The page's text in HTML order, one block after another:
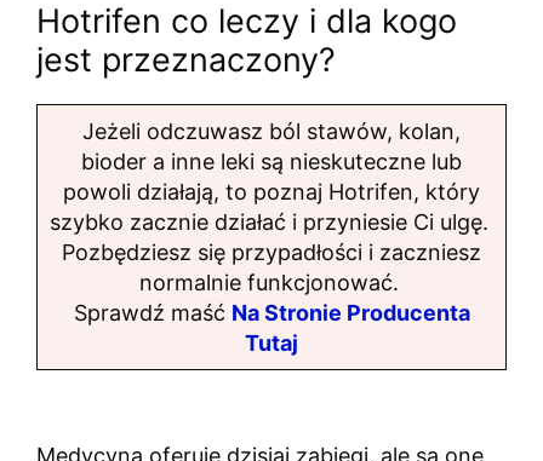
Hotrifen co leczy i dla kogo
jest przeznaczony?
Jeżeli odczuwasz ból stawów, kolan,
bioder a inne leki są nieskuteczne lub
powoli działają, to poznaj Hotrifen, który
szybko zacznie działać i przyniesie Ci ulgę.
Pozbędziesz się przypadłości i zaczniesz
normalnie funkcjonować.
Sprawdź maść Na Stronie Producenta
Tutaj
Medycyna oferuje dzisiaj zabiegi, ale są one